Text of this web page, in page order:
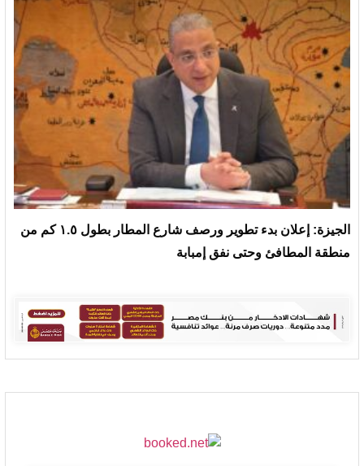
الجيزة: إعلان بدء تطوير ورصف شارع المطار بطول ١.٥ كم من
منطقة المطافئ وحتى نفق إمبابة